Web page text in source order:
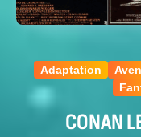
Adaptation
CONAN